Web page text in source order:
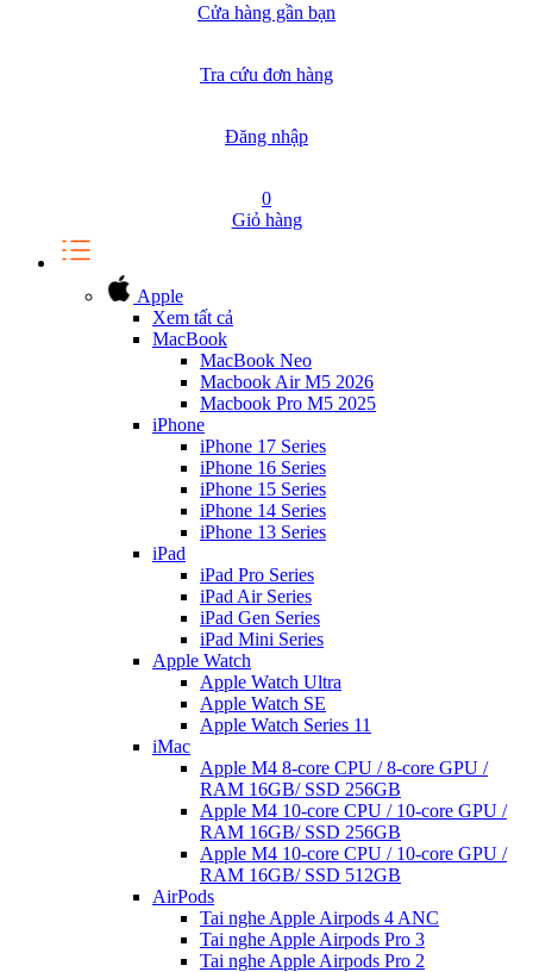
Cửa hàng gần bạn
Tra cứu đơn hàng
Đăng nhập
0
Giỏ hàng
Apple
Xem tất cả
MacBook
MacBook Neo
Macbook Air M5 2026
Macbook Pro M5 2025
iPhone
iPhone 17 Series
iPhone 16 Series
iPhone 15 Series
iPhone 14 Series
iPhone 13 Series
iPad
iPad Pro Series
iPad Air Series
iPad Gen Series
iPad Mini Series
Apple Watch
Apple Watch Ultra
Apple Watch SE
Apple Watch Series 11
iMac
Apple M4 8-core CPU / 8-core GPU /
RAM 16GB/ SSD 256GB
Apple M4 10-core CPU / 10-core GPU /
RAM 16GB/ SSD 256GB
Apple M4 10-core CPU / 10-core GPU /
RAM 16GB/ SSD 512GB
AirPods
Tai nghe Apple Airpods 4 ANC
Tai nghe Apple Airpods Pro 3
Tai nghe Apple Airpods Pro 2